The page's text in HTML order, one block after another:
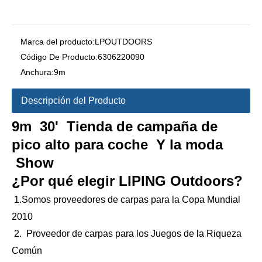
Marca del producto:LPOUTDOORS
Código De Producto:6306220090
Anchura:9m
Descripción del Producto
9m 30' Tienda de campaña de
pico alto para coche Y la moda
Show
¿Por qué elegir LIPING Outdoors?
1.Somos proveedores de carpas para la Copa Mundial
2010
2. Proveedor de carpas para los Juegos de la Riqueza
Común